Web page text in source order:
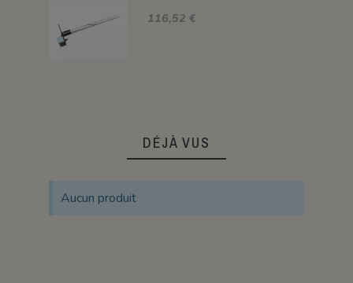
116,52 €
DÉJÀ VUS
Aucun produit